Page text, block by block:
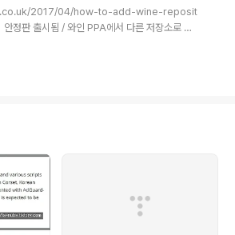
아가나 확인했습니다. 이
트 후, 이제 아마존 웹서비스
서버입니다. 커널 버전은 3.1
2017/04/how-to-add-wine-reposit
판 출시됨 / 와인 PPA에서 다른 저장소로 이
wine-builds/ubuntu/ -- 우분투와 리눅스